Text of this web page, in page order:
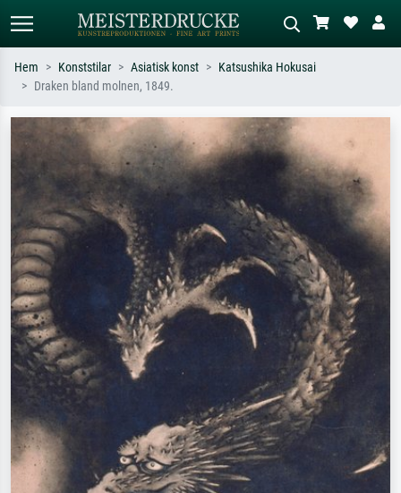
Sök efter konstnär, titel eller stil –
t.ex. Monet, Stjärnenatt,
impressionism, Hokusai-våg, naken.
Beskriv scenen – t.ex. grön äng,
abstrakt med mycket rött, mörk
oljemålning, stående naken bredvid ett
Hem Konststilar Asiatisk konst
Katsushika Hokusai
Draken bland molnen, 1849.